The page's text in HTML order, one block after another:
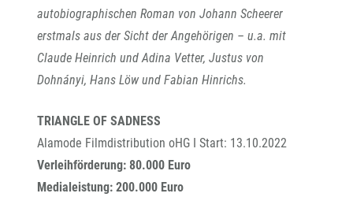
autobiographischen Roman von Johann Scheerer
erstmals aus der Sicht der Angehörigen – u.a. mit
Claude Heinrich und Adina Vetter, Justus von
Dohnányi, Hans Löw und Fabian Hinrichs.
TRIANGLE OF SADNESS
Alamode Filmdistribution oHG I Start: 13.10.2022
Verleihförderung: 80.000 Euro
Medialeistung: 200.000 Euro